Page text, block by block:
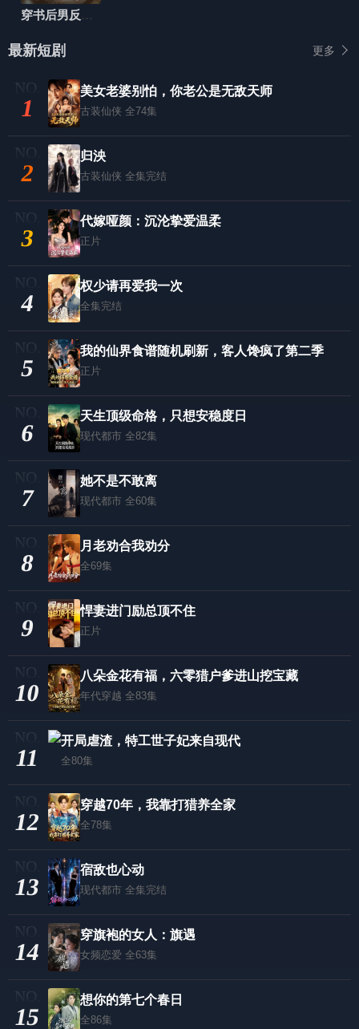
穿书后男反才是我的菜
最新短剧 更多
1
美女老婆别怕，你老公是无敌天师
古装仙侠 全74集
2
归泱
古装仙侠 全集完结
3
代嫁哑颜：沉沦挚爱温柔
正片
4
权少请再爱我一次
全集完结
5
我的仙界食谱随机刷新，客人馋疯了第二季
正片
6
天生顶级命格，只想安稳度日
现代都市 全82集
7
她不是不敢离
现代都市 全60集
8
月老劝合我劝分
全69集
9
悍妻进门励总顶不住
正片
10
八朵金花有福，六零猎户爹进山挖宝藏
年代穿越 全83集
11
开局虐渣，特工世子妃来自现代
全80集
12
穿越70年，我靠打猎养全家
全78集
13
宿敌也心动
现代都市 全集完结
14
穿旗袍的女人：旗遇
女频恋爱 全63集
15
想你的第七个春日
全86集